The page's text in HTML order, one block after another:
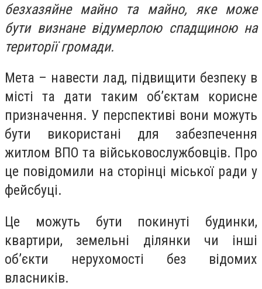
безхазяйне майно та майно, яке може
бути визнане відумерлою спадщиною на
території громади.
Мета – навести лад, підвищити безпеку в
місті та дати таким об’єктам корисне
призначення. У перспективі вони можуть
бути використані для забезпечення
житлом ВПО та військовослужбовців. Про
це повідомили на сторінці міської ради у
фейсбуці.
Це можуть бути покинуті будинки,
квартири, земельні ділянки чи інші
об’єкти нерухомості без відомих
власників.